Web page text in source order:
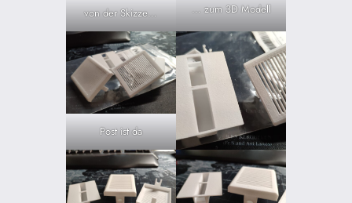
von der Skizze… … zum 3D Modell
Post ist da